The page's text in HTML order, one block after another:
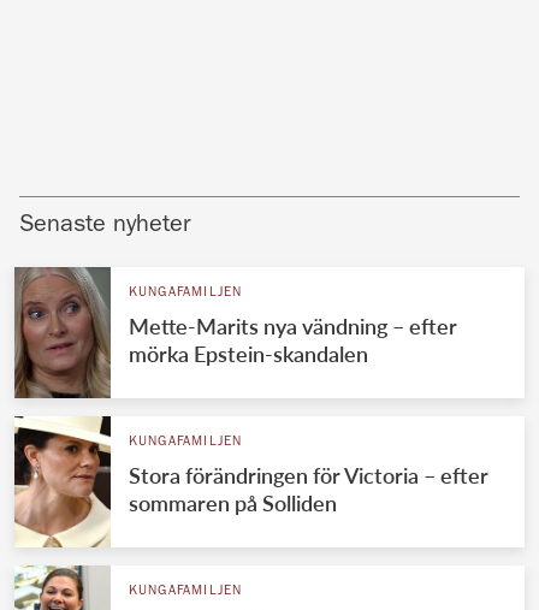
Senaste nyheter
KUNGAFAMILJEN
Mette-Marits nya vändning – efter
mörka Epstein-skandalen
KUNGAFAMILJEN
Stora förändringen för Victoria – efter
sommaren på Solliden
KUNGAFAMILJEN